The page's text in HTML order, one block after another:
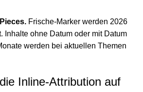
Frische-Marker werden 2026
Inhalte ohne Datum oder mit Datum
werden bei aktuellen Themen
Inline-Attribution auf